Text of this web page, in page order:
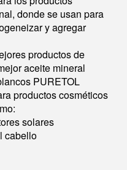
donde se usan para
y agregar
productos de
aceite mineral
PURETOL
productos cosméticos
solares
cabello